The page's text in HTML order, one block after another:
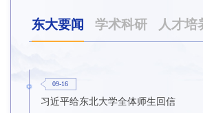
东大要闻 学术科研 人才培
09-16
习近平给东北大学全体师生回信